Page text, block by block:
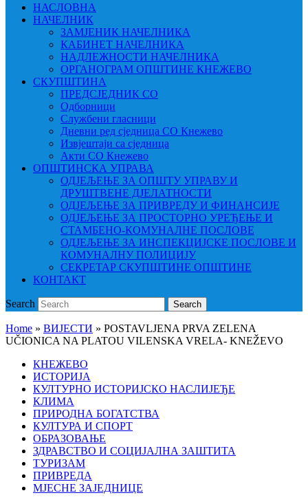
НАСЛОВНА
НАЧЕЛНИК
ЗАМЈЕНИК НАЧЕЛНИКА
КАБИНЕТ НАЧЕЛНИКА
НАДЛЕЖНОСТИ НАЧЕЛНИКА
ОРГАНОГРАМ ОПШТИНЕ КНЕЖЕВО
СКУПШТИНА
ПРЕДСЈЕДНИК СО
Одборници
Службени гласници
Дневни ред сједница СО Кнежево
Извјештаји са сједница
Акти СО Кнежево
ОПШТИНСКА УПРАВА
ОДЈЕЉЕЊЕ ЗА ОПШТУ УПРАВУ И
ДРУШТВЕНЕ ДЈЕЛАТНОСТИ
ОДЈЕЉЕЊЕ ЗА ПРИВРЕДУ И ФИНАНСИЈЕ
ОДЈЕЉЕЊЕ ЗА ПРОСТОРНО УРЕЂЕЊЕ И
СТАМБЕНО-КОМУНАЛНЕ ПОСЛОВЕ
ОДЈЕЉЕЊЕ ЗА ИНСПЕКЦИЈСКЕ ПОСЛОВЕ И
КОМУНАЛНУ ПОЛИЦИЈУ
СЕКРЕТАР СКУПШТИНЕ ОПШТИНЕ
КОНТАКТ
Search Search
Home » ВИЈЕСТИ » POSTAVLJENA PRVA ZELENA
UČIONICA NA PLATOU VILENSKA VRELA- KNEŽEVO
КНЕЖЕВО
ИСТОРИЈА
КУЛТУРНО ИСТОРИЈСКО НАСЛИЈЕЂЕ
КЛИМА
ПРИРОДНА БОГАТСТВА
КУЛТУРА И СПОРТ
ОБРАЗОВАЊЕ
ЗДРАВСТВО И СОЦИЈАЛНА ЗАШТИТА
ТУРИЗАМ
ПРИВРЕДА
МЈЕСНЕ ЗАЈЕДНИЦЕ